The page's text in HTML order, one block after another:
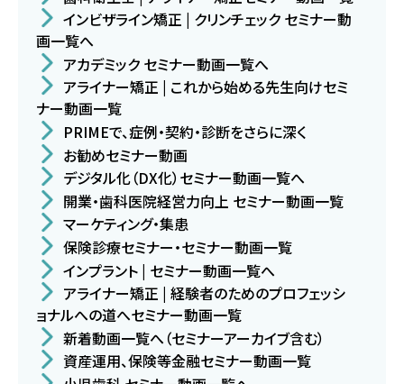
インビザライン矯正 | クリンチェック セミナー動
画一覧へ
アカデミック セミナー動画一覧へ
アライナー矯正 | これから始める先生向けセミ
ナー動画一覧
PRIMEで、症例・契約・診断をさらに深く
お勧めセミナー動画
デジタル化（DX化）セミナー動画一覧へ
開業・歯科医院経営力向上 セミナー動画一覧
マーケティング・集患
保険診療セミナー・セミナー動画一覧
インプラント | セミナー動画一覧へ
アライナー矯正 | 経験者のためのプロフェッシ
ョナルへの道へセミナー動画一覧
新着動画一覧へ（セミナーアーカイブ含む）
資産運用、保険等金融セミナー動画一覧